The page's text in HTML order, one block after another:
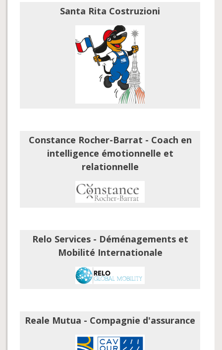
Santa Rita Costruzioni
Constance Rocher-Barrat - Coach en
intelligence émotionnelle et
relationnelle
Relo Services - Déménagements et
Mobilité Internationale
Reale Mutua - Compagnie d'assurance